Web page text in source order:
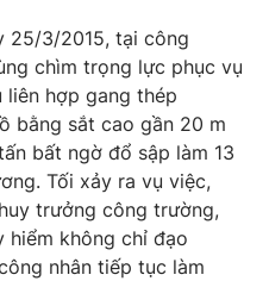
25/3/2015, tại công
chìm trọng lực phục vụ
liên hợp gang thép
bằng sắt cao gần 20 m
bất ngờ đổ sập làm 13
Tối xảy ra vụ việc,
trưởng công trường,
hiểm không chỉ đạo
nhân tiếp tục làm